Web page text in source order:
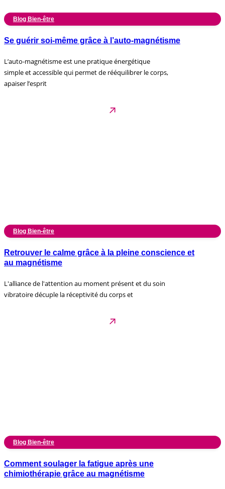
Blog Bien-être
Se guérir soi-même grâce à l’auto-magnétisme
L’auto-magnétisme est une pratique énergétique
simple et accessible qui permet de rééquilibrer le corps,
apaiser l’esprit
Blog Bien-être
Retrouver le calme grâce à la pleine conscience et
au magnétisme
L'alliance de l'attention au moment présent et du soin
vibratoire décuple la réceptivité du corps et
Blog Bien-être
Comment soulager la fatigue après une
chimiothérapie grâce au magnétisme